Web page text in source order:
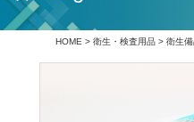
HOME > 衛生・検査用品> 衛生